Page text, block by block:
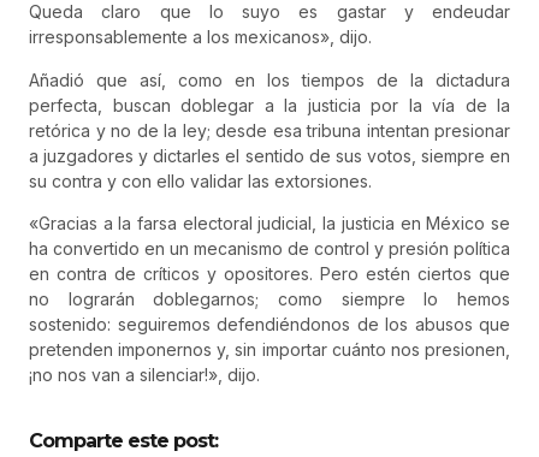
Queda claro que lo suyo es gastar y endeudar
irresponsablemente a los mexicanos», dijo.
Añadió que así, como en los tiempos de la dictadura
perfecta, buscan doblegar a la justicia por la vía de la
retórica y no de la ley; desde esa tribuna intentan presionar
a juzgadores y dictarles el sentido de sus votos, siempre en
su contra y con ello validar las extorsiones.
«Gracias a la farsa electoral judicial, la justicia en México se
ha convertido en un mecanismo de control y presión política
en contra de críticos y opositores. Pero estén ciertos que
no lograrán doblegarnos; como siempre lo hemos
sostenido: seguiremos defendiéndonos de los abusos que
pretenden imponernos y, sin importar cuánto nos presionen,
¡no nos van a silenciar!», dijo.
Comparte este post: